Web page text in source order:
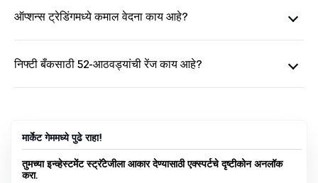
ऑप्शन्स ट्रेडिंगमध्ये कमाल वेदना काय आहे?
निफ्टी बँकसाठी 52-आठवड्यांची रेंज काय आहे?
मार्केट गेममध्ये पुढे राहा!
तुमच्या इन्व्हेस्टमेंट स्ट्रॅटेजीला आकार देण्यासाठी एक्स्पर्टचे दृष्टीकोन अनलॉक
करा.